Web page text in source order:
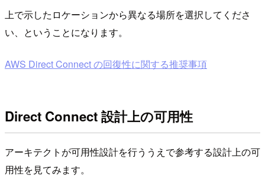
上で示したロケーションから異なる場所を選択してくださ
い、ということになります。
AWS Direct Connect の回復性に関する推奨事項
Direct Connect 設計上の可用性
アーキテクトが可用性設計を行ううえで参考する設計上の可
用性を見てみます。